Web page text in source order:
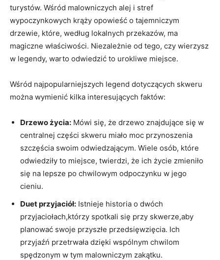
turystów. Wśród malowniczych alej‍ i stref
wypoczynkowych krąży opowieść⁤ o tajemniczym
drzewie, które, według lokalnych⁣ przekazów, ma
magiczne właściwości. Niezależnie‍ od tego,⁢ czy wierzysz
w legendy, warto odwiedzić to urokliwe ⁢miejsce.
Wśród najpopularniejszych legend dotyczących skweru
można wymienić kilka interesujących faktów:
Drzewo życia: Mówi się, że drzewo znajdujące​ się w
centralnej części skweru miało moc‌ przynoszenia
szczęścia swoim odwiedzającym. Wiele osób, ⁣które
odwiedziły to miejsce, twierdzi, że‌ ich życie zmieniło
się ⁤na lepsze po chwilowym​ odpoczynku w jego
cieniu.
Duet przyjaciół: Istnieje historia o dwóch
przyjaciołach,którzy ⁣spotkali się przy skwerze,aby
planować swoje przyszłe przedsięwzięcia. Ich
przyjaźń przetrwała ⁣dzięki wspólnym chwilom
spędzonym w tym malowniczym​ zakątku.